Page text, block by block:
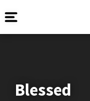
Blessed